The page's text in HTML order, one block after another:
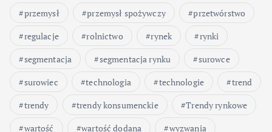
przemysł
przemysł spożywczy
przetwórstwo
regulacje
rolnictwo rynek
rynki
segmentacja
segmentacja rynku
surowce
surowiec
technologia technologie
trend
trendy
trendy konsumenckie
Trendy rynkowe
wartość
wartość dodana
wyzwania